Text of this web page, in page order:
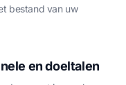
bestand van uw
en doeltalen